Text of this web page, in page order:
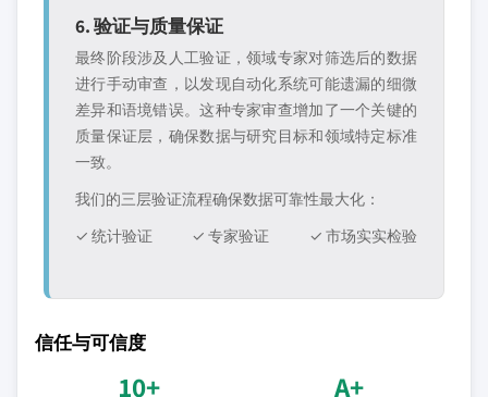
6. 验证与质量保证
最终阶段涉及人工验证，领域专家对筛选后的数据
进行手动审查，以发现自动化系统可能遗漏的细微
差异和语境错误。这种专家审查增加了一个关键的
质量保证层，确保数据与研究目标和领域特定标准
一致。
我们的三层验证流程确保数据可靠性最大化：
✓ 统计验证
✓ 专家验证 ✓ 市场实实检验
信任与可信度
10+ A+